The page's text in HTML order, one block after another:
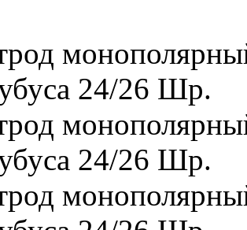
24/26 Шр.
24/26 Шр.